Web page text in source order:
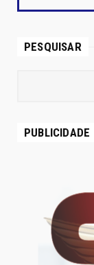
PESQUISAR
PUBLICIDADE